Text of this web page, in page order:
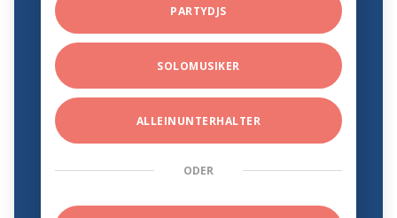
PARTYDJS
SOLOMUSIKER
ALLEINUNTERHALTER
ODER